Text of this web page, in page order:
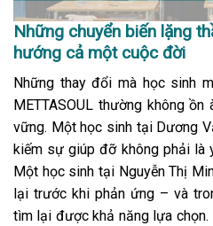
Những chuyển biến lặng
hướng cả một cuộc đời
Những thay đổi mà học sinh
METTASOUL thường không
vững. Một học sinh tại Dương
kiếm sự giúp đỡ không phải là
Một học sinh tại Nguyễn Thị
lại trước khi phản ứng – và
tìm lại được khả năng lựa